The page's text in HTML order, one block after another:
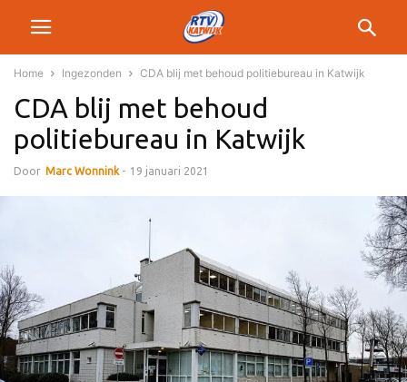
Home Ingezonden CDA blij met behoud politiebureau in Katwijk
CDA blij met behoud
politiebureau in Katwijk
Door Marc Wonnink - 19 januari 2021